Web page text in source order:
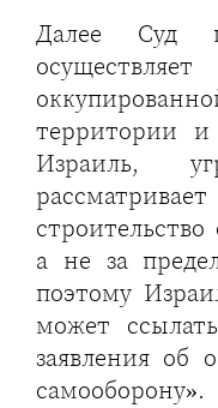
Далее Суд
территории и
Израиль,
а не за
поэтому
может
заявления об
самооборону».